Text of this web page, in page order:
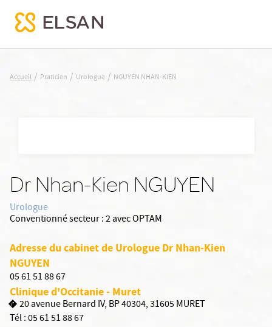
NGUYEN NHAN-KIEN
Accueil / Praticien / Urologue / NGUYEN NHAN-KIEN
Dr Nhan-Kien NGUYEN
Urologue
Conventionné secteur :2 avec OPTAM
Adresse du cabinet de Urologue Dr Nhan-Kien
NGUYEN
05 61 51 88 67
Clinique d'Occitanie - Muret
20 avenue Bernard IV, BP 40304, 31605 MURET
Tél :05 61 51 88 67